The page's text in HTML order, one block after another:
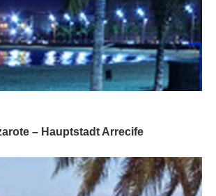
– Hauptstadt Arrecife